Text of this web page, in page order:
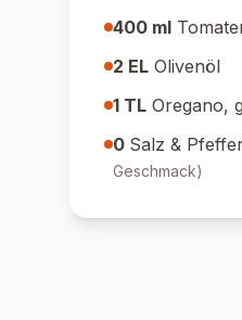
400 ml
2 EL Olivenöl
1 TL Oregano,
0 Salz &
Geschmack)